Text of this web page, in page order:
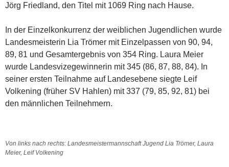
Jörg Friedland, den Titel mit 1069 Ring nach Hause.
In der Einzelkonkurrenz der weiblichen Jugendlichen wurde
Landesmeisterin Lia Trömer mit Einzelpassen von 90, 94,
89, 81 und Gesamtergebnis von 354 Ring. Laura Meier
wurde Landesvizegewinnerin mit 345 (86, 87, 88, 84). In
seiner ersten Teilnahme auf Landesebene siegte Leif
Volkening (früher SV Hahlen) mit 337 (79, 85, 92, 81) bei
den männlichen Teilnehmern.
Von links nach rechts: Landesmeistermannschaft Jugend Lia Trömer, Laura
Meier, Leif Volkening